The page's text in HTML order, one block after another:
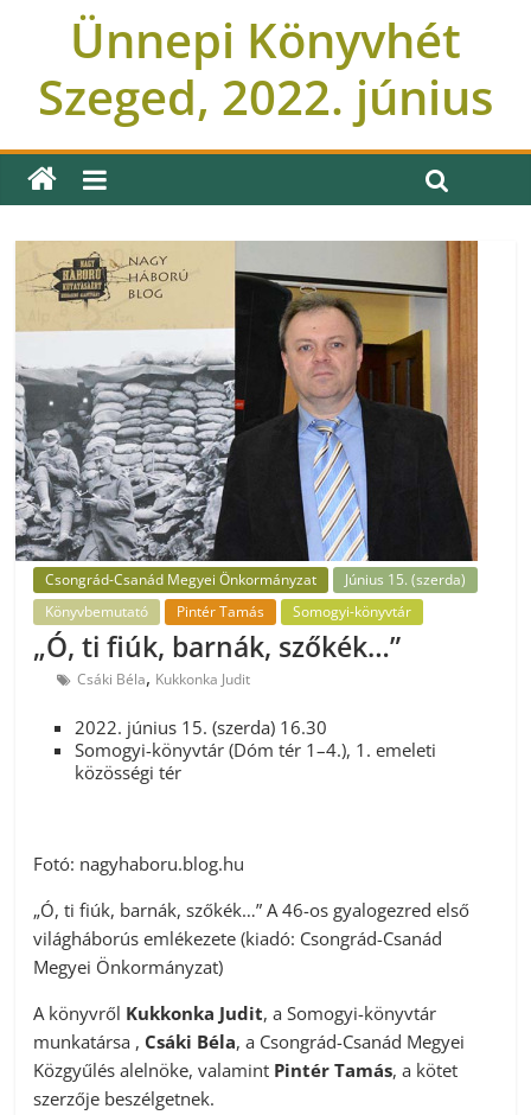
Ünnepi Könyvhét
Szeged, 2022. június
Csongrád-Csanád Megyei Önkormányzat
Június 15. (szerda)
Könyvbemutató
Pintér Tamás Somogyi-könyvtár
„Ó, ti fiúk, barnák, szőkék…”
Csáki Béla, Kukkonka Judit
2022. június 15. (szerda) 16.30
Somogyi-könyvtár (Dóm tér 1–4.), 1. emeleti
közösségi tér
Fotó: nagyhaboru.blog.hu
„Ó, ti fiúk, barnák, szőkék…” A 46-os gyalogezred első
világháborús emlékezete (kiadó: Csongrád-Csanád
Megyei Önkormányzat)
A könyvről Kukkonka Judit, a Somogyi-könyvtár
munkatársa , Csáki Béla, a Csongrád-Csanád Megyei
Közgyűlés alelnöke, valamint Pintér Tamás, a kötet
szerzője beszélgetnek.